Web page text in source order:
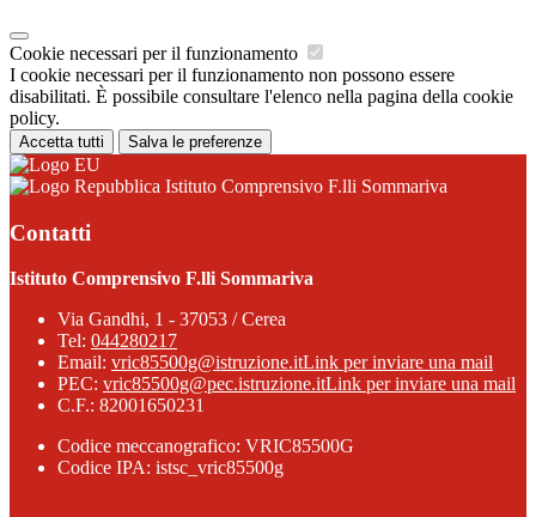
Cookie necessari per il funzionamento
I cookie necessari per il funzionamento non possono essere
disabilitati. È possibile consultare l'elenco nella pagina della cookie
policy.
Accetta tutti Salva le preferenze
Istituto Comprensivo F.lli Sommariva
Contatti
Istituto Comprensivo F.lli Sommariva
Via Gandhi, 1 - 37053 / Cerea
Tel: 044280217
Email: vric85500g@istruzione.itLink per inviare una mail
PEC: vric85500g@pec.istruzione.itLink per inviare una mail
C.F.: 82001650231
Codice meccanografico: VRIC85500G
Codice IPA: istsc_vric85500g